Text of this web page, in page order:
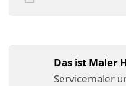
Das ist Maler
Servicemaler